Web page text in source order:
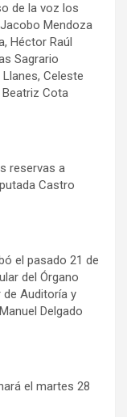
de la voz los
Mendoza
Héctor Raúl
Sagrario
Celeste
Beatriz Cota
reservas a
Castro
el pasado 21 de
del Órgano
Auditoría y
Delgado
el martes 28